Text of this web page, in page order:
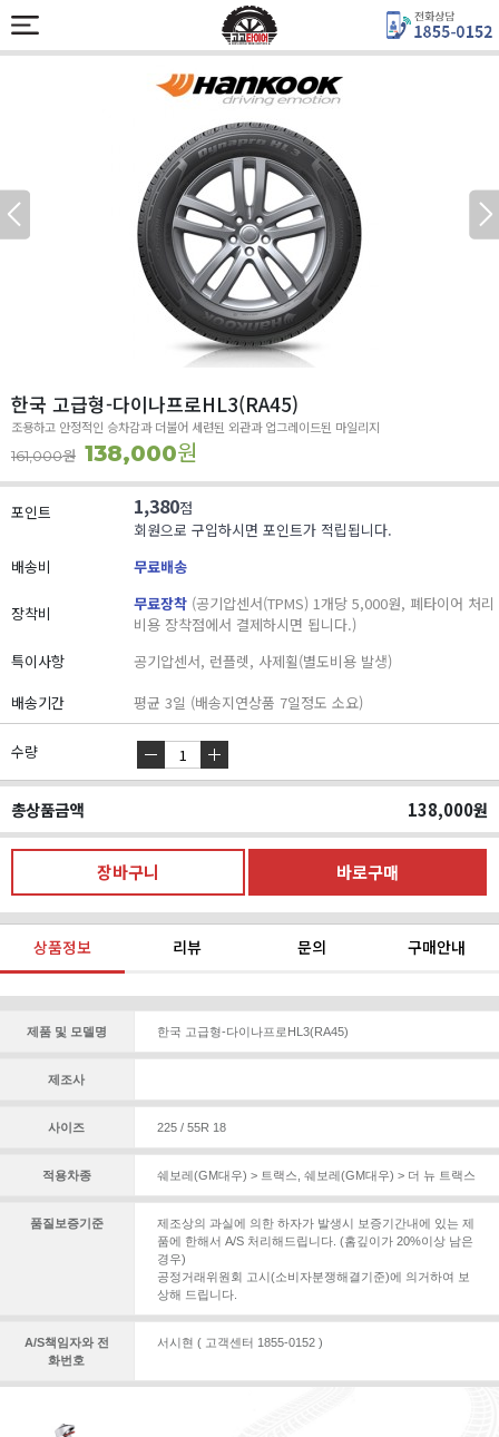
한국 고급형-다이나프로HL3(RA45)
조용하고 안정적인 승차감과 더불어 세련된 외관과 업그레이드된 마일리지
161,000원 138,000원
포인트 1,380점
회원으로 구입하시면 포인트가 적립됩니다.
배송비
무료배송
장착비 무료장착 (공기압센서(TPMS) 1개당 5,000원, 폐타이어 처리
비용 장착점에서 결제하시면 됩니다.)
특이사항
공기압센서, 런플렛, 사제휠(별도비용 발생)
배송기간
평균 3일 (배송지연상품 7일정도 소요)
수량
총상품금액 138,000원
상품정보 리뷰 문의 구매안내
제품 및 모델명 한국 고급형-다이나프로HL3(RA45)
제조사
사이즈 225 / 55R 18
적용차종 쉐보레(GM대우) > 트랙스 쉐보레(GM대우) > 더 뉴 트랙스
품질보증기준
제조상의 과실에 의한 하자가 발생시 보증기간내에 있는 제
품에 한해서 A/S 처리해드립니다. (홈깊이가 20%이상 남은
경우)
공정거래위원회 고시(소비자분쟁해결기준)에 의거하여 보
상해 드립니다.
A/S책임자와 전
화번호
서시현 ( 고객센터 1855-0152 )